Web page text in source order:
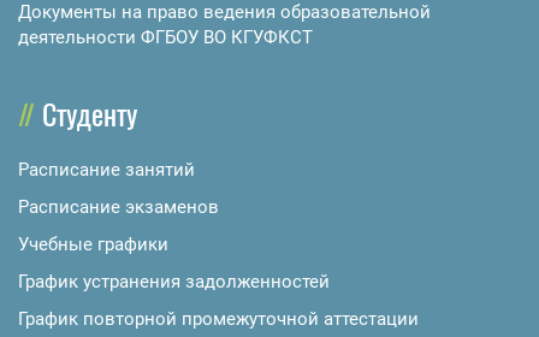
Документы на право ведения образовательной
деятельности ФГБОУ ВО КГУФКСТ
Студенту
Расписание занятий
Расписание экзаменов
Учебные графики
График устранения задолженностей
График повторной промежуточной аттестации